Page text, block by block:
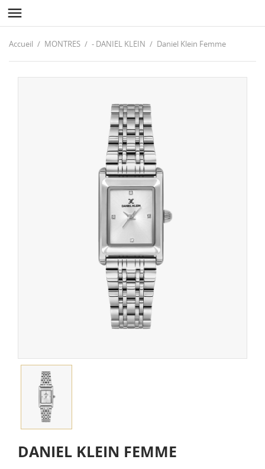

Accueil MONTRES - DANIEL KLEIN Daniel Klein Femme
DANIEL KLEIN FEMME